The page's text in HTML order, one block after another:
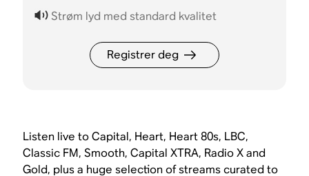
Strøm lyd med standard kvalitet
Registrer deg
Listen live to Capital, Heart, Heart 80s, LBC,
Classic FM, Smooth, Capital XTRA, Radio X and
Gold, plus a huge selection of streams curated to